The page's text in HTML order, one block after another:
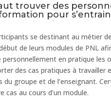
trouver des
pour
se destinant au métier
de leurs modules de PNL
en pratique les
des cas pratiques à
du groupe et de l’enseignant.
cas au cours d’un module.